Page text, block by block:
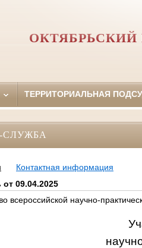
ТЕРРИТОРИАЛЬНАЯ
СЛУЖБА
Контактная информация
09.04.2025
всероссийской научно-